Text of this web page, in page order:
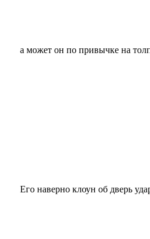
а может он по привычке на
Его наверно клоун об дверь